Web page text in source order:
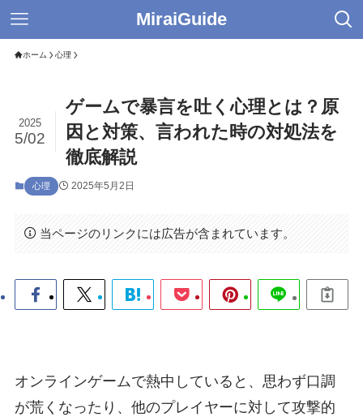
MiraiGuide
ホーム 心理
ゲームで暴言を吐く心理とは？原
因と対策、言われた時の対処法を
徹底解説
2025
5/02
心理 2025年5月2日
当ページのリンクには広告が含まれています。
オンラインゲームで熱中していると、思わず口調
が荒くなったり、他のプレイヤーに対して攻撃的